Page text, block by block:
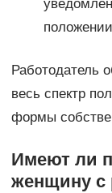
Работодатель
весь спектр
формы
Имеют ли
женщину с